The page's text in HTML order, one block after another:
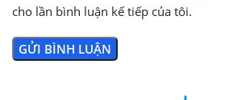
cho lần bình luận kế tiếp của tôi.